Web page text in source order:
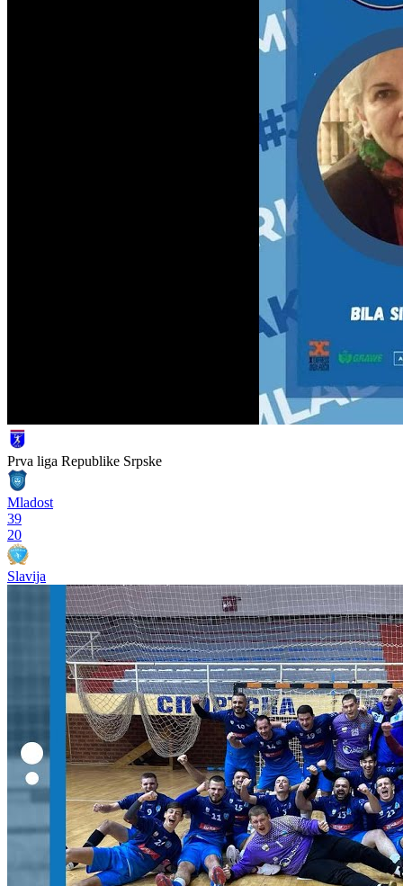
Prva liga Republike Srpske
Mladost
39
20
Slavija